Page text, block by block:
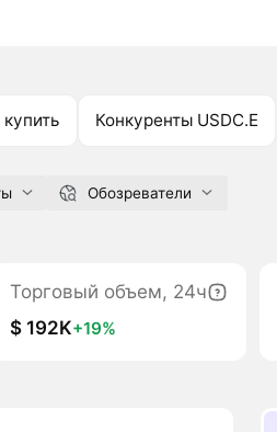
Конкуренты USDC.E
Обозреватели
Торговый объем, 24ч
$ 192K+19%